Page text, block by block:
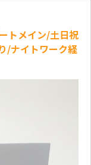
トメイン/土日祝
/ナイトワーク経